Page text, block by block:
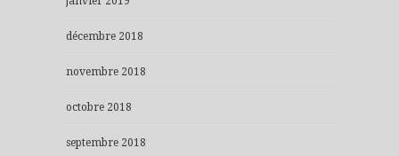
décembre 2018
novembre 2018
octobre 2018
septembre 2018